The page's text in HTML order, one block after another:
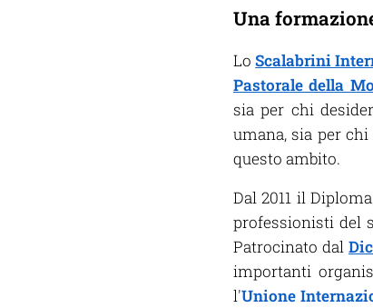
Una
Lo Scalabrini
Pastorale della
sia per chi
umana, sia per
questo ambito.
Dal 2011 il
professionisti del
Patrocinato dal
importanti
l'Unione